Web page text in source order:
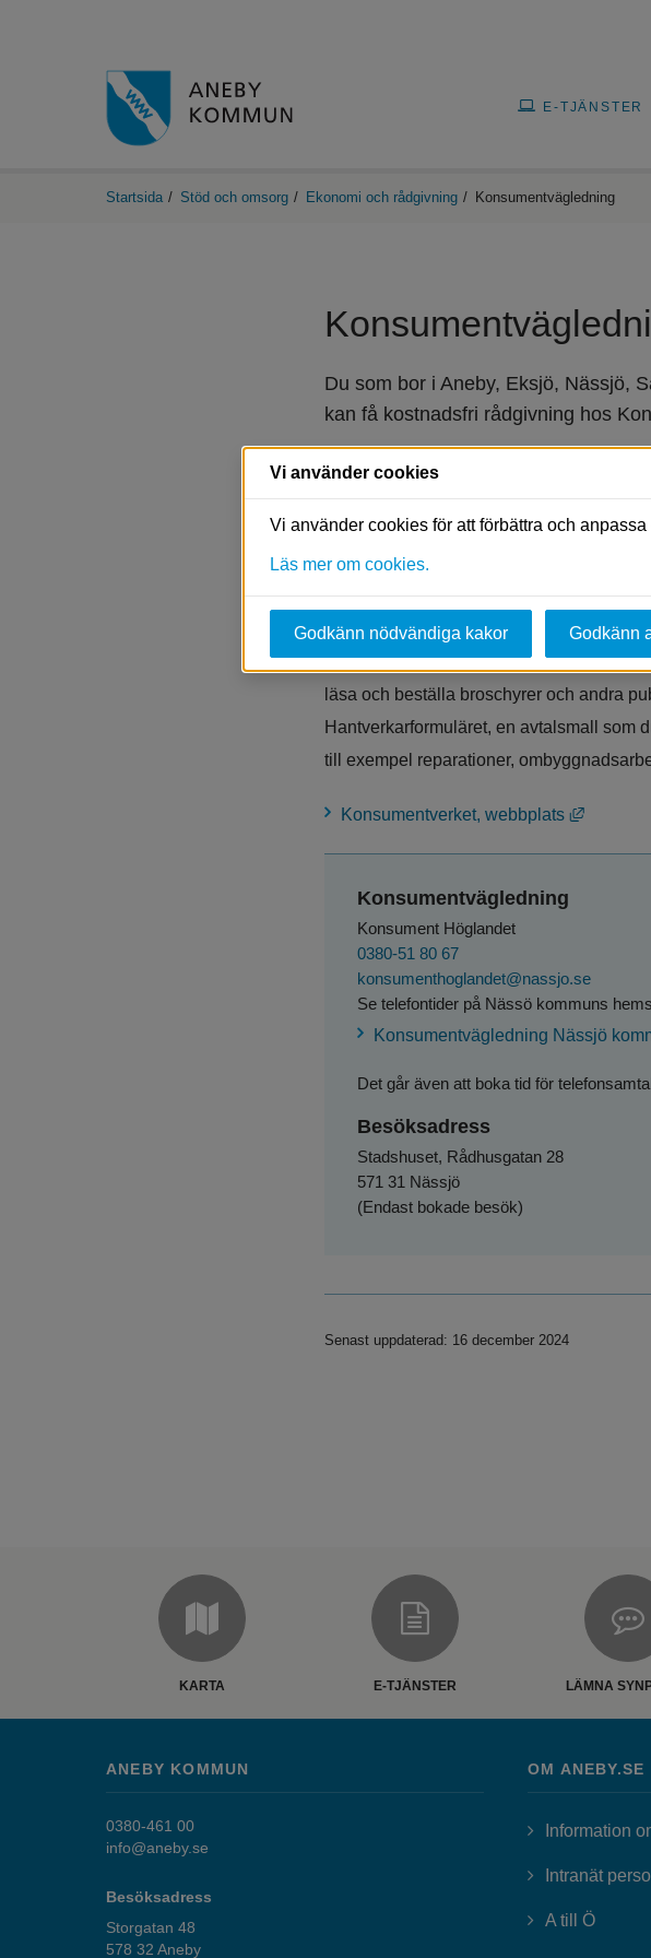
E-TJÄNSTER
Startsida / Stöd och omsorg / Ekonomi och rådgivning / Konsumentvägledning
Du som bor i Aneby, Eksjö, Nässjö,
kan få kostnadsfri rådgivning hos
Konsumentvägledare hjälper dig med
upplysning om vilka rättigheter och
Konsumentvägledning, Konsument
Konsumentverkets
På Konsumentverket kan du läsa om
läsa och beställa broschyrer och andra
Hantverkarformuläret, en avtalsmall som
till exempel reparationer,
Konsumentverket, webbplats Länk till
Konsumentvägledning
Konsument Höglandet
0380-51 80 67
konsumenthoglandet@nassjo.se
Se telefontider på Nässö kommuns
Konsumentvägledning Nässjö
Det går även att boka tid för
Besöksadress
Stadshuset, Rådhusgatan 28
571 31 Nässjö
(Endast bokade besök)
Senast uppdaterad: 16 december 2024
KARTA E-TJÄNSTER LÄMNA
ANEBY KOMMUN
0380-461 00
info@aneby.se
Besöksadress
Storgatan 48
578 32 Aneby
OM ANEBY.SE
Information
Intranät
A till Ö
Vi använder cookies
Vi använder cookies för att förbättra och
Läs mer om cookies.
Godkänn nödvändiga kakor Godkänn